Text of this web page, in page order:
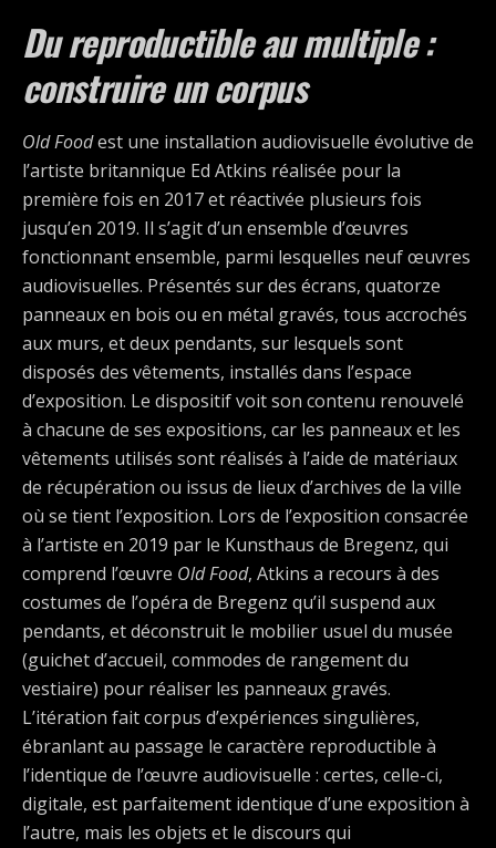
Du reproductible au multiple :
construire un corpus
Old Foodest une installation audiovisuelle évolutive de
l’artiste britannique Ed Atkins réalisée pour la
première fois en 2017 et réactivée plusieurs fois
jusqu’en 2019. Il s’agit d’un ensemble d’œuvres
fonctionnant ensemble, parmi lesquelles neuf œuvres
audiovisuelles. Présentés sur des écrans, quatorze
panneaux en bois ou en métal gravés, tous accrochés
aux murs, et deux pendants, sur lesquels sont
disposés des vêtements, installés dans l’espace
d’exposition. Le dispositif voit son contenu renouvelé
à chacune de ses expositions, car les panneaux et les
vêtements utilisés sont réalisés à l’aide de matériaux
de récupération ou issus de lieux d’archives de la ville
où se tient l’exposition. Lors de l’exposition consacrée
à l’artiste en 2019 par le Kunsthaus de Bregenz, qui
comprend l’œuvre Old Food, Atkins a recours à des
costumes de l’opéra de Bregenz qu’il suspend aux
pendants, et déconstruit le mobilier usuel du musée
(guichet d’accueil, commodes de rangement du
vestiaire) pour réaliser les panneaux gravés.
L’itération fait corpus d’expériences singulières,
ébranlant au passage le caractère reproductible à
l’identique de l’œuvre audiovisuelle : certes, celle-ci,
digitale, est parfaitement identique d’une exposition à
l’autre, mais les objets et le discours qui